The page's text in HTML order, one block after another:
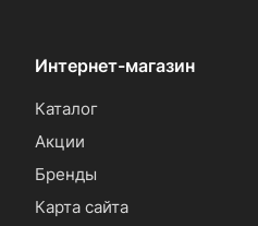
Интернет-магазин
Каталог
Акции
Бренды
Карта сайта